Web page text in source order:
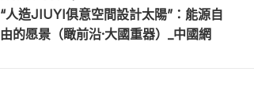
“人造JIUYI俱意空間設計太陽”：能源自
由的愿景（瞰前沿·大國重器）_中國網